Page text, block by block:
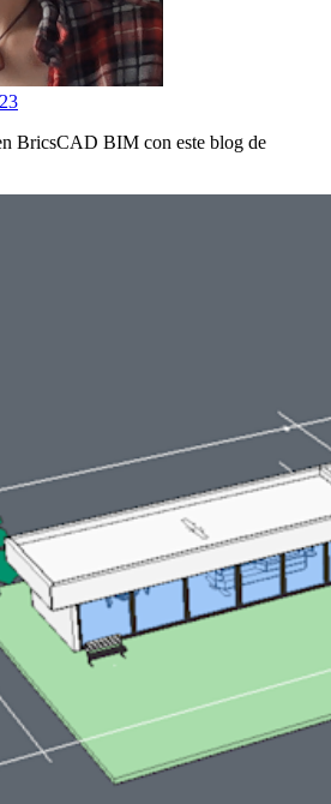
BricsCAD BIM con este blog de